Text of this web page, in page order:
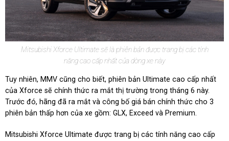
Mitsubishi Xforce Ultimate sẽ là phiên bản được trang bị các tính
năng cao cấp nhất của dòng xe này
Tuy nhiên, MMV cũng cho biết, phiên bản Ultimate cao cấp nhất
của Xforce sẽ chính thức ra mắt thị trường trong tháng 6 này.
Trước đó, hãng đã ra mắt và công bố giá bán chính thức cho 3
phiên bản thấp hơn của xe gồm: GLX, Exceed và Premium.
Mitsubishi Xforce Ultimate được trang bị các tính năng cao cấp